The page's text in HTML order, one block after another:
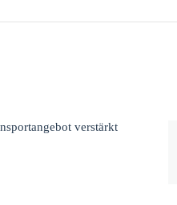
verstärkt